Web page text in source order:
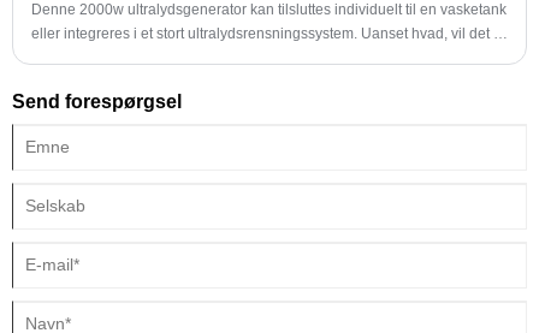
Denne 2000w ultralydsgenerator kan tilsluttes individuelt til en vasketank
eller integreres i et stort ultralydsrensningssystem. Uanset hvad, vil det få
Send forespørgsel